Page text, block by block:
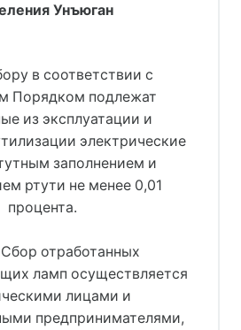
Унъюган
в соответствии с
Порядком подлежат
из эксплуатации и
электрические
заполнением и
ртути не менее 0,01
процента.
отработанных
ламп осуществляется
лицами и
предпринимателями,